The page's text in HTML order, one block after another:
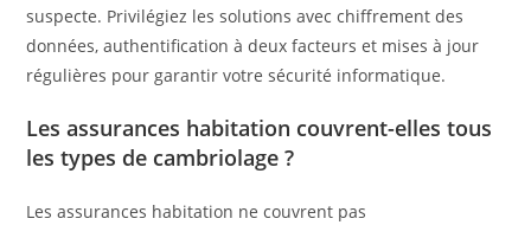
suspecte. Privilégiez les solutions avec chiffrement des
données, authentification à deux facteurs et mises à jour
régulières pour garantir votre sécurité informatique.
Les assurances habitation couvrent-elles tous
les types de cambriolage ?
Les assurances habitation ne couvrent pas